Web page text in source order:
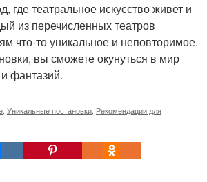
где театральное искусство живет и
из перечисленных театров
что-то уникальное и неповторимое.
вы сможете окунуться в мир
фантазий.
Уникальные постановки Рекомендации для